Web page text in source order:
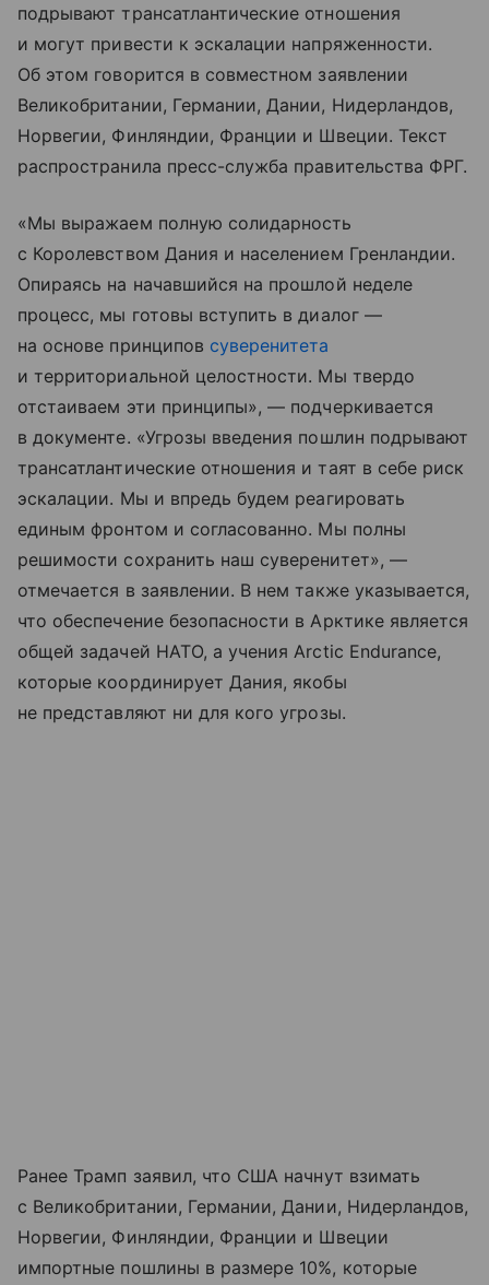
подрывают трансатлантические отношения
и могут привести к эскалации напряженности.
Об этом говорится в совместном заявлении
Великобритании, Германии, Дании, Нидерландов,
Норвегии, Финляндии, Франции и Швеции. Текст
распространила пресс-служба правительства ФРГ.
«Мы выражаем полную солидарность
с Королевством Дания и населением Гренландии.
Опираясь на начавшийся на прошлой неделе
процесс, мы готовы вступить в диалог —
на основе принципов суверенитета
и территориальной целостности. Мы твердо
отстаиваем эти принципы», — подчеркивается
в документе. «Угрозы введения пошлин подрывают
трансатлантические отношения и таят в себе риск
эскалации. Мы и впредь будем реагировать
единым фронтом и согласованно. Мы полны
решимости сохранить наш суверенитет», —
отмечается в заявлении. В нем также указывается,
что обеспечение безопасности в Арктике является
общей задачей НАТО, а учения Arctic Endurance,
которые координирует Дания, якобы
не представляют ни для кого угрозы.
Ранее Трамп заявил, что США начнут взимать
с Великобритании, Германии, Дании, Нидерландов,
Норвегии, Финляндии, Франции и Швеции
импортные пошлины в размере 10%, которые